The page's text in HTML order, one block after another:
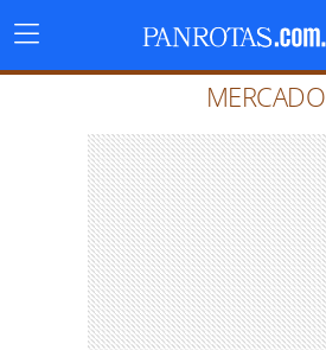
Menu
Principal
MERCADO